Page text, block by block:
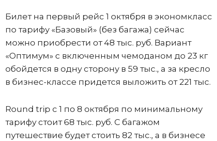
Билет на первый рейс 1 октября в экономкласс
по тарифу «Базовый» (без багажа) сейчас
можно приобрести от 48 тыс. руб. Вариант
«Оптимум» с включенным чемоданом до 23 кг
обойдется в одну сторону в 59 тыс., а за кресло
в бизнес-классе придется выложить от 221 тыс.
Round trip с 1 по 8 октября по минимальному
тарифу стоит 68 тыс. руб. С багажом
путешествие будет стоить 82 тыс., а в бизнесе